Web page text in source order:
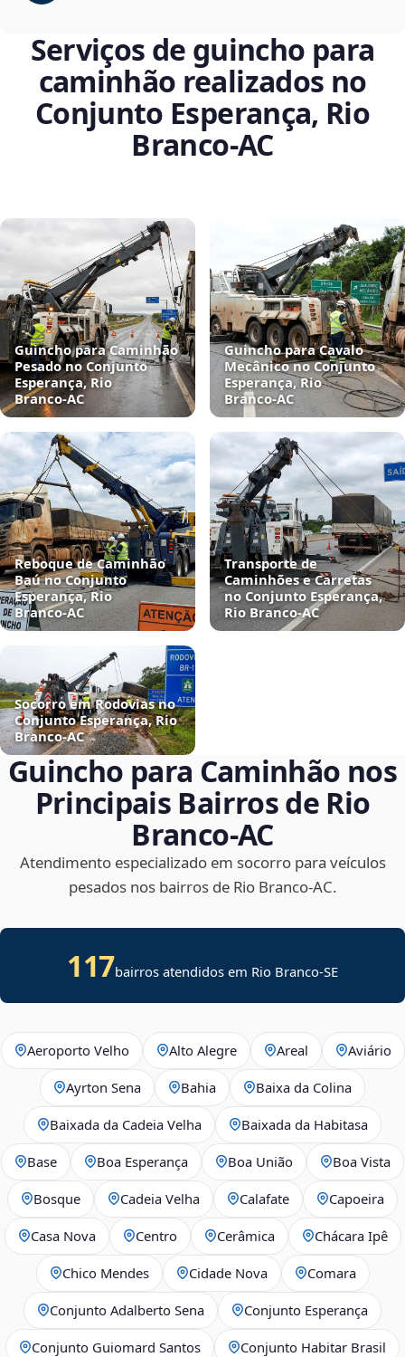
Serviços de guincho para
caminhão realizados no
Conjunto Esperança, Rio
Branco‑AC
Guincho para Caminhão
Pesado no Conjunto
Esperança, Rio
Branco‑AC
Guincho para Cavalo
Mecânico no Conjunto
Esperança, Rio
Branco‑AC
Reboque de Caminhão
Baú no Conjunto
Esperança, Rio
Branco‑AC
Transporte de
Caminhões e Carretas
no Conjunto Esperança,
Rio Branco‑AC
Socorro em Rodovias no
Conjunto Esperança, Rio
Branco‑AC
Guincho para Caminhão nos
Principais Bairros de Rio
Branco‑AC
Atendimento especializado em socorro para veículos
pesados nos bairros de Rio Branco‑AC.
117bairros atendidos em Rio Branco-SE
Aeroporto Velho Alto Alegre Areal Aviário
Ayrton Sena Bahia Baixa da Colina
Baixada da Cadeia Velha Baixada da Habitasa
Base Boa Esperança Boa União Boa Vista
Bosque Cadeia Velha Calafate Capoeira
Casa Nova Centro Cerâmica Chácara Ipê
Chico Mendes Cidade Nova Comara
Conjunto Adalberto Sena Conjunto Esperança
Conjunto Guiomard Santos Conjunto Habitar Brasil